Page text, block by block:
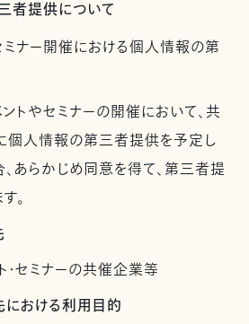
者提供について
ミナー開催における個人情報の第
トやセミナーの開催において、共
個人情報の第三者提供を予定し
あらかじめ同意を得て、第三者提
。
・セミナーの共催企業等
おける利用目的